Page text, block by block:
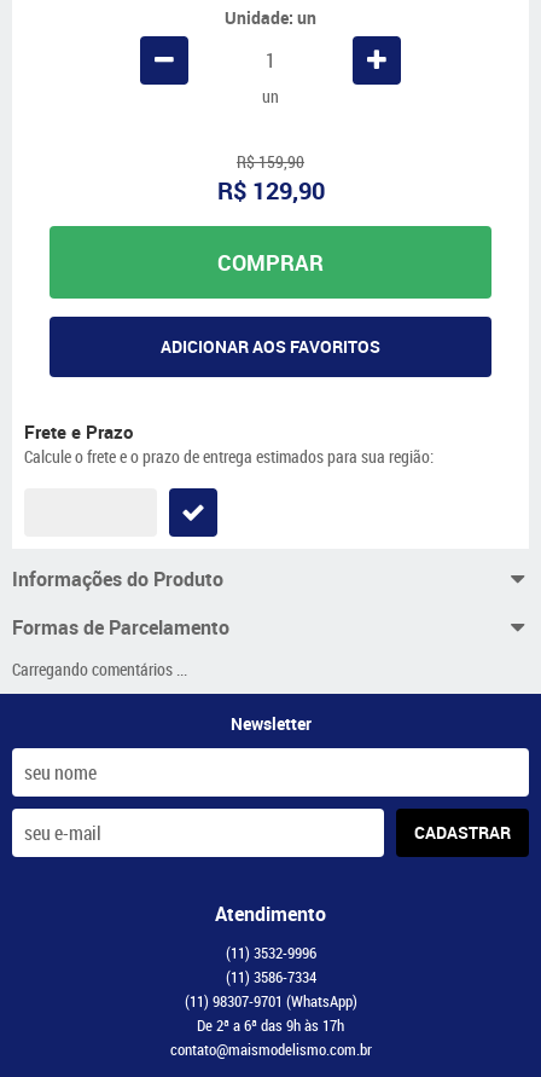
Unidade: un
un
R$ 159,90
R$ 129,90
COMPRAR
ADICIONAR AOS FAVORITOS
Frete e Prazo
Calcule o frete e o prazo de entrega estimados para sua região:
Informações do Produto
Formas de Parcelamento
Carregando comentários ...
Newsletter
CADASTRAR
Atendimento
(11) 3532-9996
(11) 3586-7334
(11) 98307-9701 (WhatsApp)
De 2ª a 6ª das 9h às 17h
contato@maismodelismo.com.br